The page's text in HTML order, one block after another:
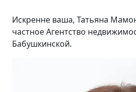
Искренне ваша, Татьяна
частное Агентство
Бабушкинской.